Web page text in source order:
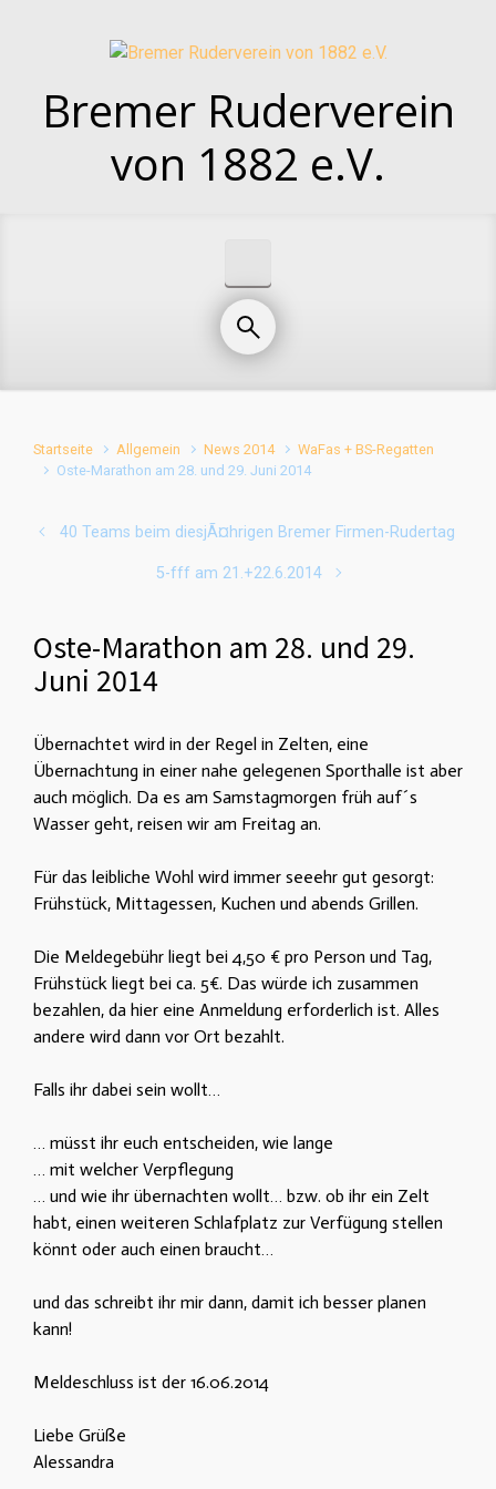
Bremer Ruderverein
von 1882 e.V.
Startseite Allgemein News 2014
WaFas + BS-Regatten
Oste-Marathon am 28. und 29. Juni 2014
40 Teams beim diesjÃ¤hrigen Bremer Firmen-Rudertag
5-fff am 21.+22.6.2014
Oste-Marathon am 28. und 29.
Juni 2014
Übernachtet wird in der Regel in Zelten, eine
Übernachtung in einer nahe gelegenen Sporthalle ist aber
auch möglich. Da es am Samstagmorgen früh auf´s
Wasser geht, reisen wir am Freitag an.
Für das leibliche Wohl wird immer seeehr gut gesorgt:
Frühstück, Mittagessen, Kuchen und abends Grillen.
Die Meldegebühr liegt bei 4,50 € pro Person und Tag,
Frühstück liegt bei ca. 5€. Das würde ich zusammen
bezahlen, da hier eine Anmeldung erforderlich ist. Alles
andere wird dann vor Ort bezahlt.
Falls ihr dabei sein wollt…
… müsst ihr euch entscheiden, wie lange
… mit welcher Verpflegung
… und wie ihr übernachten wollt… bzw. ob ihr ein Zelt
habt, einen weiteren Schlafplatz zur Verfügung stellen
könnt oder auch einen braucht…
und das schreibt ihr mir dann, damit ich besser planen
kann!
Meldeschluss ist der 16.06.2014
Liebe Grüße
Alessandra